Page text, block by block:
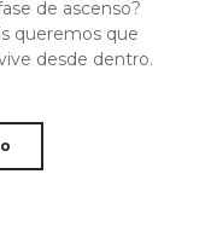
de ascenso?
queremos que
desde dentro.